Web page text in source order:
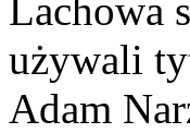
Lachowa
używali
Adam